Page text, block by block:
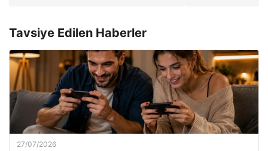
Tavsiye Edilen Haberler
27/07/2026